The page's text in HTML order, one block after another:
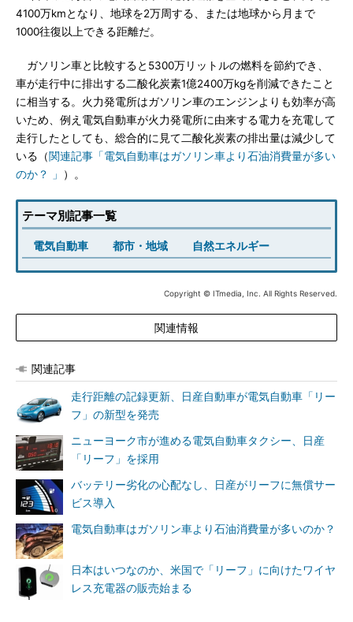
4100万kmとなり、地球を2万周する、または地球から月まで
1000往復以上できる距離だ。
ガソリン車と比較すると5300万リットルの燃料を節約でき、
車が走行中に排出する二酸化炭素1億2400万kgを削減できたこと
に相当する。火力発電所はガソリン車のエンジンよりも効率が高
いため、例え電気自動車が火力発電所に由来する電力を充電して
走行したとしても、総合的に見て二酸化炭素の排出量は減少して
いる（関連記事「電気自動車はガソリン車より石油消費量が多い
のか？ 」
）。
テーマ別記事一覧
電気自動車 都市・地域 自然エネルギー
Copyright © ITmedia, Inc. All Rights Reserved.
関連情報
関連記事
走行距離の記録更新、日産自動車が電気自動車「リー
フ」の新型を発売
ニューヨーク市が進める電気自動車タクシー、日産
「リーフ」を採用
バッテリー劣化の心配なし、日産がリーフに無償サー
ビス導入
電気自動車はガソリン車より石油消費量が多いのか？
日本はいつなのか、米国で「リーフ」に向けたワイヤ
レス充電器の販売始まる